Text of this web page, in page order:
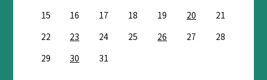
15
16 17 18 19 20
21
22
23 24 25 26 27
28
29
30 31